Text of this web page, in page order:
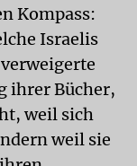
Kompass:
Israelis
ihrer Bücher,
weil sich
weil sie